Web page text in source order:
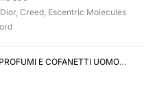
Creed, Escentric Molecules
PROFUMI E COFANETTI UOMO